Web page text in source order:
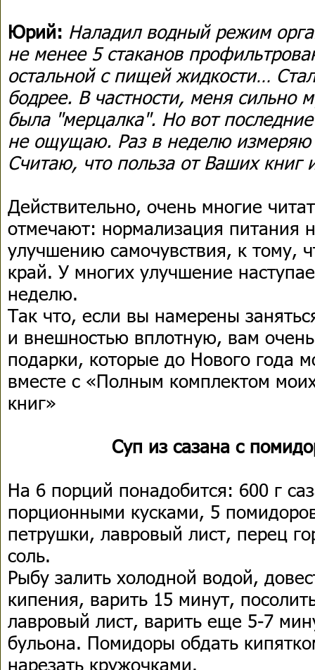
Юрий: Наладил водный режим
не менее 5 стаканов
остальной с пищей жидкости…
бодрее. В частности, меня сильно
была "мерцалка". Но вот
не ощущаю. Раз в неделю измеряю
Считаю, что польза от Ваших книг
Действительно, очень многие
отмечают: нормализация питания
улучшению самочувствия, к тому,
край. У многих улучшение
неделю.
Так что, если вы намерены
и внешностью вплотную, вам очень
подарки, которые до Нового года
вместе с «Полным комплектом
книг»
Суп из сазана с
На 6 порций понадобится: 600 г
порционными кусками, 5
петрушки, лавровый лист, перец
соль.
Рыбу залить холодной водой,
кипения, варить 15 минут,
лавровый лист, варить еще 5-7
бульона. Помидоры обдать
нарезать кружочками.